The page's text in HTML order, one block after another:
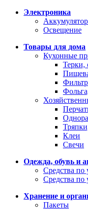
Электроника
Освещение
Товары для дома
Кухонные
Терки,
Клеи
Свечи
Одежда, обувь и
Средства по
Средства по
Хранение и
Пакеты